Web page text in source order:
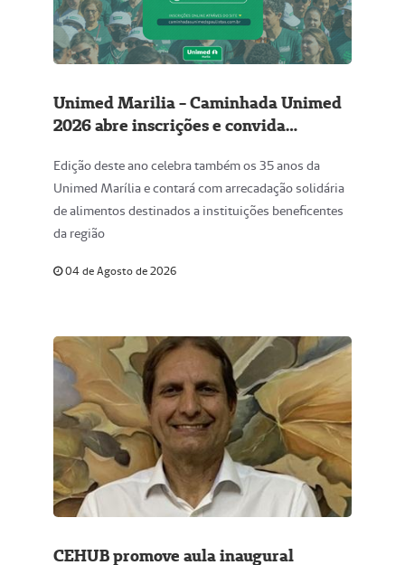
Unimed Marilia - Caminhada Unimed
2026 abre inscrições e convida
de promoção à saúde
Edição deste ano celebra também os 35 anos da
Unimed Marília e contará com arrecadação solidária
de alimentos destinados a instituições beneficentes
da região
04 de Agosto de 2026
CEHUB promove aula inaugural